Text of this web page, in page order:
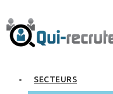
SECTEURS